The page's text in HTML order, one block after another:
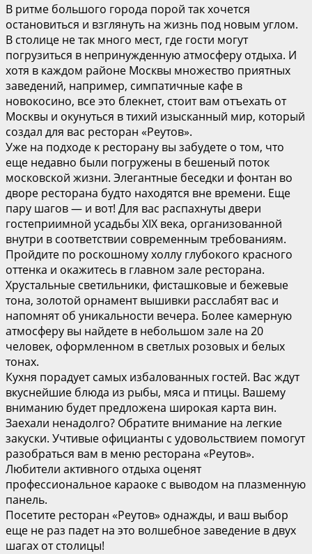
В ритме большого города порой так хочется
остановиться и взглянуть на жизнь под новым углом.
В столице не так много мест, где гости могут
погрузиться в непринужденную атмосферу отдыха. И
хотя в каждом районе Москвы множество приятных
заведений, например, симпатичные кафе в
новокосино, все это блекнет, стоит вам отъехать от
Москвы и окунуться в тихий изысканный мир, который
создал для вас ресторан «Реутов».
Уже на подходе к ресторану вы забудете о том, что
еще недавно были погружены в бешеный поток
московской жизни. Элегантные беседки и фонтан во
дворе ресторана будто находятся вне времени. Еще
пару шагов — и вот! Для вас распахнуты двери
гостеприимной усадьбы XIX века, организованной
внутри в соответствии современным требованиям.
Пройдите по роскошному холлу глубокого красного
оттенка и окажитесь в главном зале ресторана.
Хрустальные светильники, фисташковые и бежевые
тона, золотой орнамент вышивки расслабят вас и
напомнят об уникальности вечера. Более камерную
атмосферу вы найдете в небольшом зале на 20
человек, оформленном в светлых розовых и белых
тонах.
Кухня порадует самых избалованных гостей. Вас ждут
вкуснейшие блюда из рыбы, мяса и птицы. Вашему
вниманию будет предложена широкая карта вин.
Заехали ненадолго? Обратите внимание на легкие
закуски. Учтивые официанты с удовольствием помогут
разобраться вам в меню ресторана «Реутов».
Любители активного отдыха оценят
профессиональное караоке с выводом на плазменную
панель.
Посетите ресторан «Реутов» однажды, и ваш выбор
еще не раз падет на это волшебное заведение в двух
шагах от столицы!